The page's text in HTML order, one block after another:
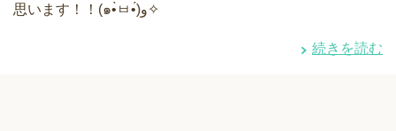
思います！！(๑•̀ㅂ•́)و✧
続きを読む